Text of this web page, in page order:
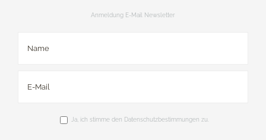
Anmeldung E-Mail Newsletter
Ja, ich stimme den Datenschutzbestimmungen zu.